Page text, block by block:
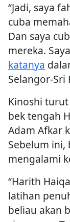
“Jadi, saya
cuba
Dan saya
mereka.
katanya
Selangor-Sri
Kinoshi
bek tengah
Adam Afkar
Sebelum ini,
mengalami
“Harith
latihan
beliau akan